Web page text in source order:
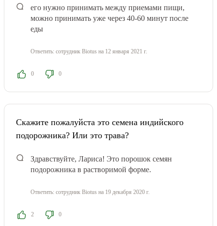
его нужно принимать между приемами пищи,
можно принимать уже через 40-60 минут после
еды
Ответить: сотрудник Biotus на 12 января 2021 г.
0 0
Скажите пожалуйста это семена индийского
подорожника? Или это трава?
Здравствуйте, Лариса! Это порошок семян
подорожника в растворимой форме.
Ответить: сотрудник Biotus на 19 декабря 2020 г.
2 0